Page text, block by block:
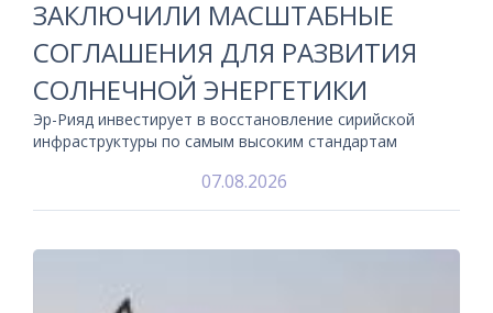
ЗАКЛЮЧИЛИ МАСШТАБНЫЕ
СОГЛАШЕНИЯ ДЛЯ РАЗВИТИЯ
СОЛНЕЧНОЙ ЭНЕРГЕТИКИ
Эр-Рияд инвестирует в восстановление сирийской
инфраструктуры по самым высоким стандартам
07.08.2026